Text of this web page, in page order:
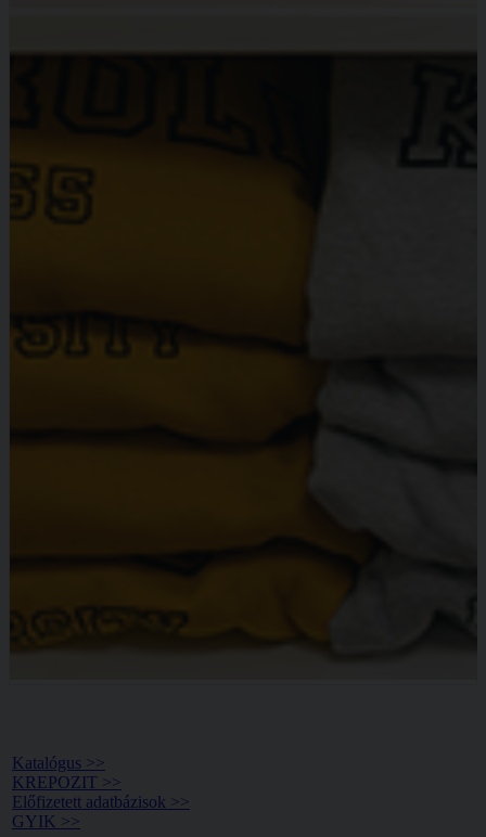
Katalógus >>
KREPOZIT >>
Előfizetett adatbázisok >>
GYIK >>